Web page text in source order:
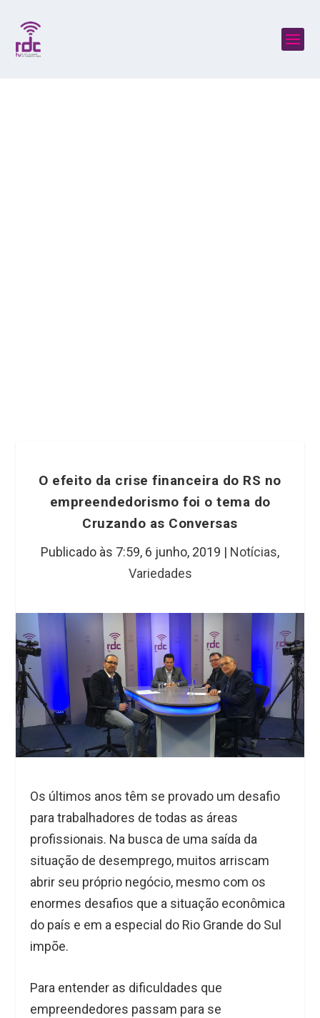
O efeito da crise financeira do RS no
empreendedorismo foi o tema do
Cruzando as Conversas
Publicado às 7:59, 6 junho, 2019 | Notícias,
Variedades
Os últimos anos têm se provado um desafio
para trabalhadores de todas as áreas
profissionais. Na busca de uma saída da
situação de desemprego, muitos arriscam
abrir seu próprio negócio, mesmo com os
enormes desafios que a situação econômica
do país e em a especial do Rio Grande do Sul
impõe.
Para entender as dificuldades que
empreendedores passam para se